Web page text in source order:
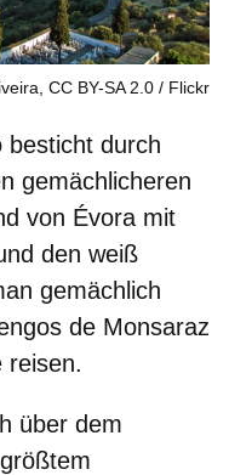
CC BY-SA 2.0 Flickr
besticht durch
gemächlicheren
von Évora mit
den weiß
gemächlich
de Monsaraz
reisen.
über dem